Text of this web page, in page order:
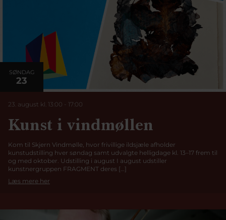
SØNDAG
23
23. august kl. 13:00 - 17:00
Kunst i vindmøllen
Kom til Skjern Vindmølle, hvor frivillige ildsjæle afholder
kunstudstilling hver søndag samt udvalgte helligdage kl. 13–17 frem til
og med oktober. Udstilling i august I august udstiller
kunstnergruppen FRAGMENT deres […]
Læs mere her